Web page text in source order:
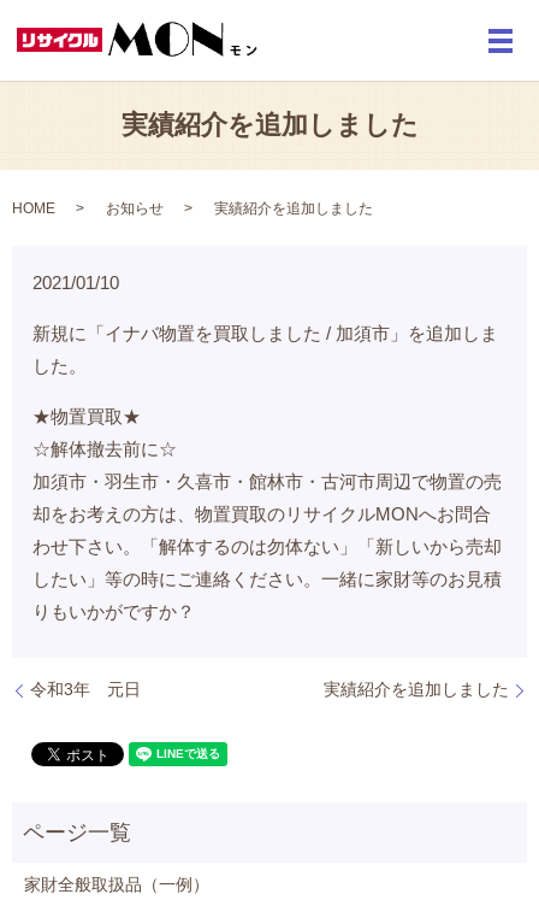
メ
実績紹介を追加しました
HOME お知らせ 実績紹介を追加しました
2021/01/10
新規に「イナバ物置を買取しました / 加須市」を追加しま
した。
★物置買取★
☆解体撤去前に☆
加須市・羽生市・久喜市・館林市・古河市周辺で物置の売
却をお考えの方は、物置買取のリサイクルMONへお問合
わせ下さい。「解体するのは勿体ない」「新しいから売却
したい」等の時にご連絡ください。一緒に家財等のお見積
りもいかがですか？
令和3年 元日 実績紹介を追加しました
家財全般取扱品（一例）